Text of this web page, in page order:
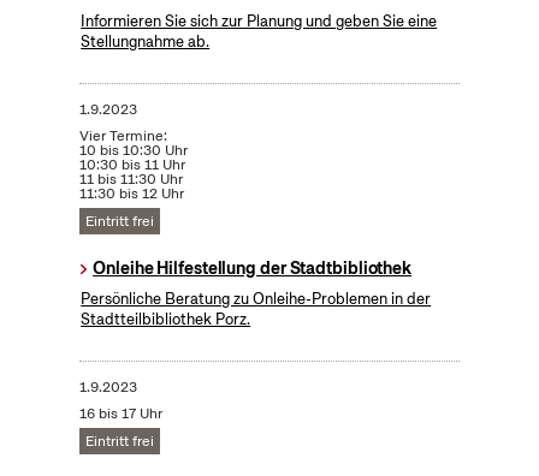
Informieren Sie sich zur Planung und geben Sie eine
Stellungnahme ab.
1.9.2023
Vier Termine:
10 bis 10:30 Uhr
10:30 bis 11 Uhr
11 bis 11:30 Uhr
11:30 bis 12 Uhr
Eintritt frei
Onleihe Hilfestellung der Stadtbibliothek
Persönliche Beratung zu Onleihe-Problemen in der
Stadtteilbibliothek Porz.
1.9.2023
16 bis 17 Uhr
Eintritt frei